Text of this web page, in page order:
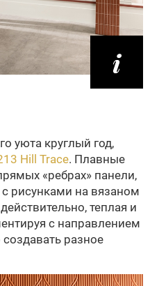
уюта круглый год,
Hill Trace. Плавные
«ребрах» панели,
рисунками на вязаном
теплая и
с направлением
разное